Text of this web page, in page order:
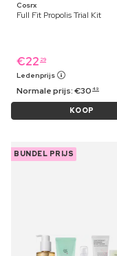
Cosrx
Full Fit Propolis Trial Kit
€22 29
Ledenprijs
Normale prijs:€30 49
KOOP
BUNDEL PRIJS